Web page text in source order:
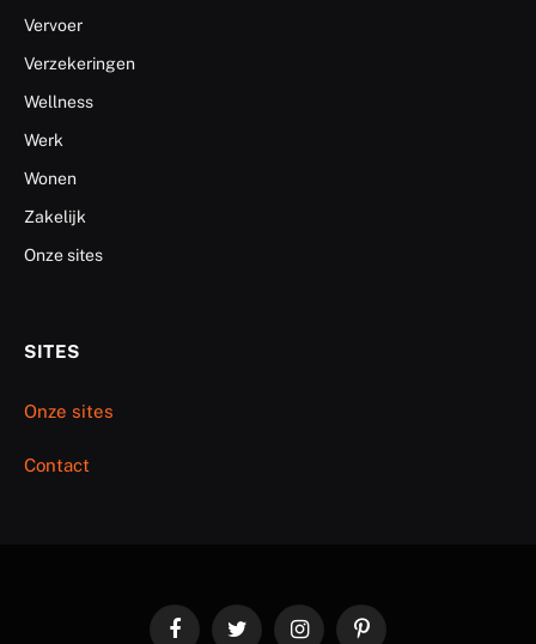
Vervoer
Verzekeringen
Wellness
Werk
Wonen
Zakelijk
Onze sites
SITES
Onze sites
Contact
FacebookTwitter InstagramPinterest